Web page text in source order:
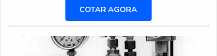
produção e equipamentos.Onde encontrar os cilindros
Máquinas agrícolas; Tornos; Mandriladoras; Dispositivos
de fixação; Prensas.O
COTAR AGORA